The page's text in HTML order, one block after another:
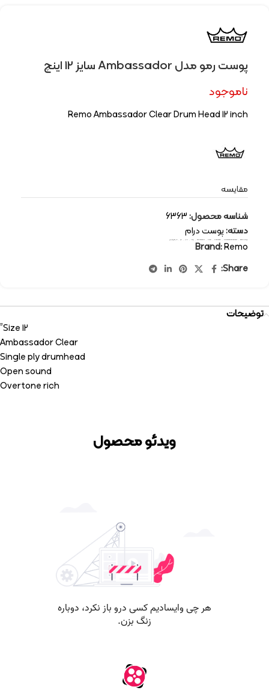
پوست رمو مدل Ambassador سایز 12 اینچ
ناموجود
Remo Ambassador Clear Drum Head 12 inch
مقایسه
شناسه محصول:6363
دسته:پوست درام
برچسب: Ambassador drum drum head percussion-instruments Remo پوست درام رمو سازهای کوبه ای
Brand:Remo
Share:
توضیحات
Size 12”
Ambassador Clear
Single ply drumhead
Open sound
Overtone rich
ویدئو محصول